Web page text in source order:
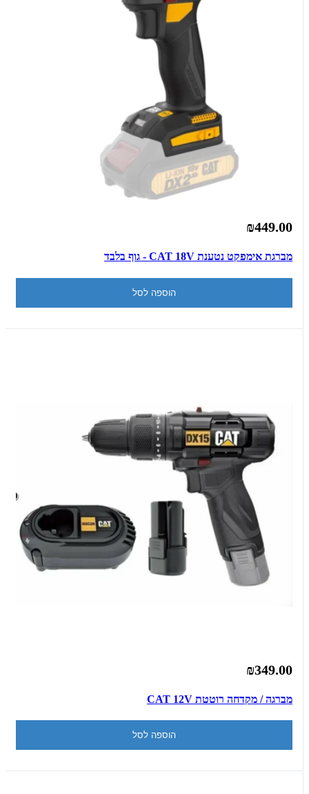
₪449.00
מברגת אימפקט נטענת CAT 18V - גוף בלבד
הוספה לסל
₪349.00
מברגה / מקדחה רוטטת CAT 12V
הוספה לסל